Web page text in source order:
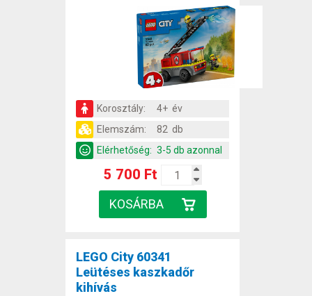
Korosztály:
4+ év
Elemszám:
82 db
Elérhetőség: 3-5 db azonnal
5 700 Ft
LEGO City 60341
Leütéses kaszkadőr
kihívás